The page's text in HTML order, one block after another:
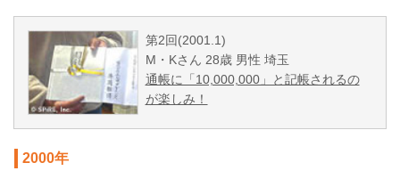
第2回(2001.1)
M・Kさん 28歳 男性 埼玉
通帳に「10,000,000」と記帳されるの
が楽しみ！
2000年